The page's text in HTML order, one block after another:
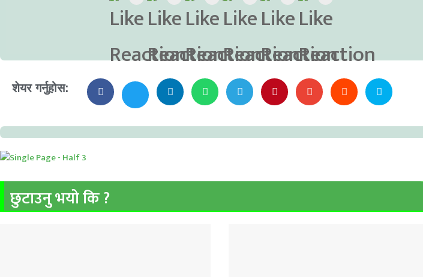
शेयर गर्नुहोस:
छुटाउनु भयो कि ?